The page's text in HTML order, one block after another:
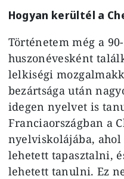
Hogyan kerültél a
Történetem még a
huszonévesként
lelkiségi
bezártsága után
idegen nyelvet is
Franciaországban a
nyelviskolájába, ahol
lehetett tapasztalni,
lehetett tanulni. Ez